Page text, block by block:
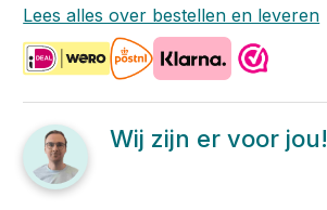
Lees alles over bestellen en leveren
Wij zijn er voor jou!